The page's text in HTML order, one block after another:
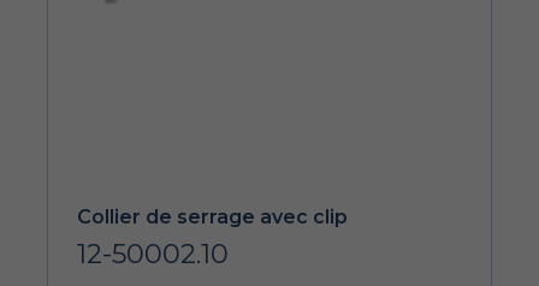
Collier de serrage avec clip
12-50002.10